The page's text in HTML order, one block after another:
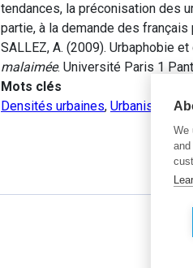
tendances, la préconisation des
partie, à la demande des
SALLEZ, A. (2009). Urbaphobie
malaimée. Université Paris 1
Mots clés
Densités urbaines, Urbanisme ,
We